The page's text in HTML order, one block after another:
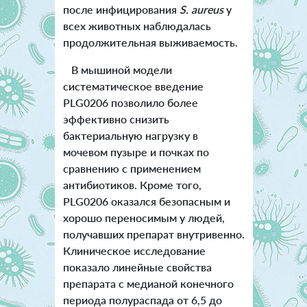
после инфицирования S. aureusу
всех животных наблюдалась
продолжительная выживаемость.
В мышиной модели
систематическое введение
PLG0206 позволило более
эффективно снизить
бактериальную нагрузку в
мочевом пузыре и почках по
сравнению с применением
антибиотиков. Кроме того,
PLG0206 оказался безопасным и
хорошо переносимым у людей,
получавших препарат внутривенно.
Клиническое исследование
показало линейные свойства
препарата с медианой конечного
периода полураспада от 6,5 до